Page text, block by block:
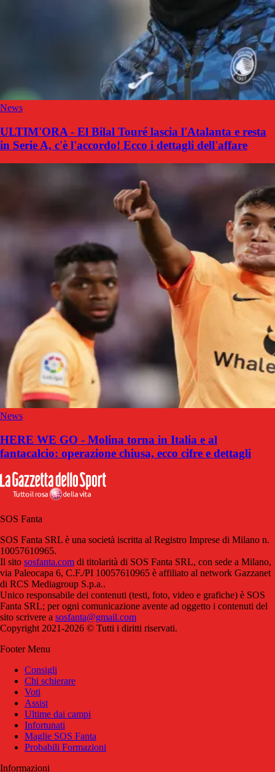
News
ULTIM'ORA - El Bilal Touré lascia l'Atalanta e resta
in Serie A, c'è l'accordo! Ecco i dettagli dell'affare
News
HERE WE GO - Molina torna in Italia e al
fantacalcio: operazione chiusa, ecco cifre e dettagli
SOS Fanta
SOS Fanta SRL è una società iscritta al Registro Imprese di Milano n.
10057610965.
Il sito sosfanta.com di titolarità di SOS Fanta SRL, con sede a Milano,
via Paleocapa 6, C.F./PI 10057610965 è affiliato al network Gazzanet
di RCS Mediagroup S.p.a..
Unico responsabile dei contenuti (testi, foto, video e grafiche) è SOS
Fanta SRL; per ogni comunicazione avente ad oggetto i contenuti del
sito scrivere a sosfanta@gmail.com
Copyright 2021-2026 © Tutti i diritti riservati.
Footer Menu
Consigli
Chi schierare
Voti
Assist
Ultime dai campi
Infortunati
Maglie SOS Fanta
Probabili Formazioni
Informazioni